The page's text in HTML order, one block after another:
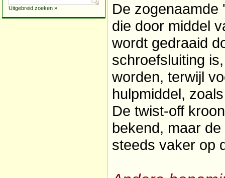
Uitgebreid zoeken »
De
die door middel
wordt gedraaid
schroefsluiting
worden, terwijl
hulpmiddel,
De twist-off
bekend, maar
steeds vaker op